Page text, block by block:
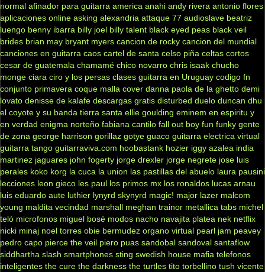
normal afinador para guitarra america anahi andy rivera antonio flores
aplicaciones online asking alexandria attaque 77 audioslave beatriz
luengo benny ibarra billy joel billy talent black eyed peas black veil
brides brian may bryant myers cancion de rocky cancion del mundial
canciones en guitarra caos cartel de santa celso piña celtas cortos
cesar de guatemala chamamé chico novarro chris isaak chucho
monge ciara ciro y los persas clases guitarra en Uruguay codigo fn
conjunto primavera coque malla cover danna paola de la ghetto demi
lovato denisse de kalafe descargas gratis disturbed duelo duncan dhu
el coyote y su banda tierra santa ellie goulding eminem en espiritu y
en verdad enigma norteño fabiana cantilo fall out boy fun funky gente
de zona george harrison gorillaz gotye guaco guitarra electrica virtual
guitarra tango guitarraviva.com hoobastank hozier iggy azalea india
martinez jaguares john fogerty jorge drexler jorge negrete jose luis
perales koko korg la cuca la union las pastillas del abuelo laura pausini
lecciones leon gieco les paul los primos mx los ronaldos lucas arnau
luis eduardo aute luthier lynyrd skynyrd magic! major lazer malcom
young maldita vecindad marshall meghan trainor metallica tabs michel
teló microfonos miguel bosé modos nacho navajita platea nek netflix
nicki minaj noel torres obie bermudez organo virtual pearl jam peavey
pedro capo pierce the veil piero puas sandobal sandoval santaflow
siddhartha slash smartphones sting swedish house mafia telefonos
inteligentes the cure the darkness the turtles tito torbellino tush vicente